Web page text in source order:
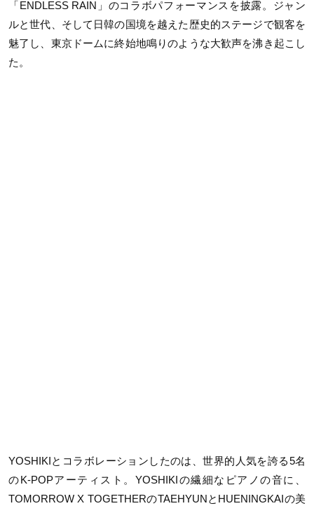
「ENDLESS RAIN」のコラボパフォーマンスを披露。ジャン
ルと世代、そして日韓の国境を越えた歴史的ステージで観客を
魅了し、東京ドームに終始地鳴りのような大歓声を沸き起こし
た。
YOSHIKIとコラボレーションしたのは、世界的人気を誇る5名
のK-POPアーティスト。YOSHIKIの繊細なピアノの音に、
TOMORROW X TOGETHERのTAEHYUNとHUENINGKAIの美